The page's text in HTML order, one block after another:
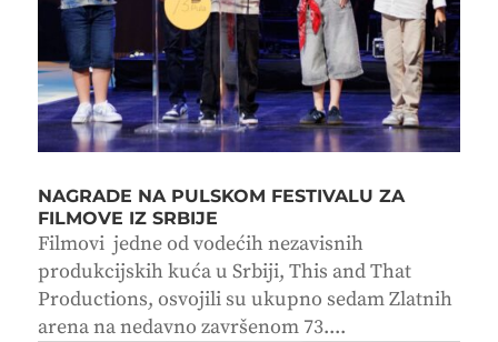
NAGRADE NA PULSKOM FESTIVALU ZA
FILMOVE IZ SRBIJE
Filmovi jedne od vodećih nezavisnih
produkcijskih kuća u Srbiji, This and That
Productions, osvojili su ukupno sedam Zlatnih
arena na nedavno završenom 73....